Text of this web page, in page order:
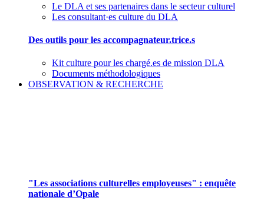
Le DLA et ses partenaires dans le secteur culturel
Les consultant·es culture du DLA
Des outils pour les accompagnateur.trice.s
Kit culture pour les chargé.es de mission DLA
Documents méthodologiques
OBSERVATION & RECHERCHE
"Les associations culturelles employeuses" : enquête
nationale d’Opale